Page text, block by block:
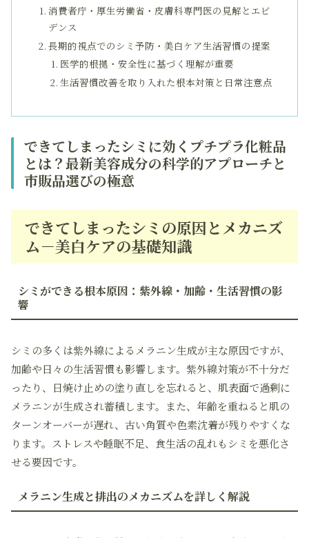
消費者庁・厚生労働省・皮膚科専門医の見解とエビ
デンス
長期的視点でのシミ予防・美白ケア生活習慣の提案
医学的根拠・安全性に基づく理解が重要
生活習慣改善を取り入れた根本対策と日常注意点
できてしまったシミに効くプチプラ化粧品
とは？最新美容成分の科学的アプローチと
市販品選びの極意
できてしまったシミの原因とメカニズ
ム－美白ケアの基礎知識
シミができる根本原因：紫外線・加齢・生活習慣の影
響
シミの多くは紫外線によるメラニン生成が主な原因ですが、
加齢や日々の生活習慣も影響します。紫外線対策が不十分だ
ったり、日焼け止めの塗り直しを忘れると、肌表面で過剰に
メラニンが生成され蓄積します。また、年齢を重ねると肌の
ターンオーバーが遅れ、古い角質や色素沈着が残りやすくな
ります。ストレスや睡眠不足、食生活の乱れもシミを悪化さ
せる要因です。
メラニン生成と排出のメカニズムを詳しく解説